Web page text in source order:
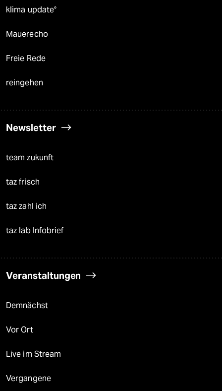
klima update°
Mauerecho
Freie Rede
reingehen
Newsletter
team zukunft
taz frisch
taz zahl ich
taz lab Infobrief
Veranstaltungen
Demnächst
Vor Ort
Live im Stream
Vergangene